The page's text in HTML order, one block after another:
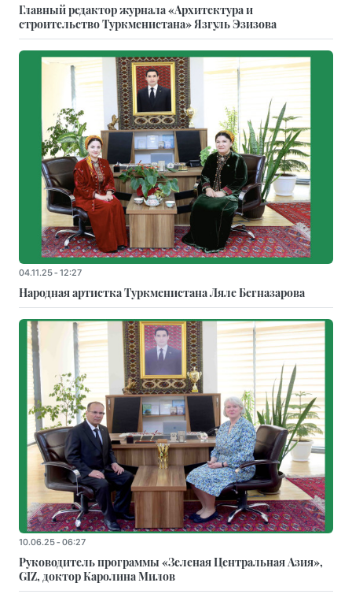
Главный редактор журнала «Архитектура и
строительство Туркменистана» Язгуль Эзизова
04.11.25 - 12:27
Народная артистка Туркменистана Ляле Бегназарова
10.06.25 - 06:27
Руководитель программы «Зеленая Центральная Азия»,
GIZ, доктор Каролина Милов